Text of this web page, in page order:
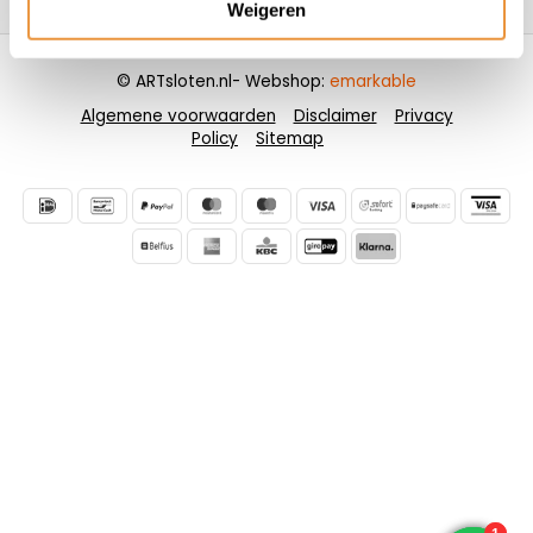
Weigeren
Algemene voorwaarden Disclaimer
Privacy
Policy
Sitemap
© ARTsloten.nl- Webshop: emarkable